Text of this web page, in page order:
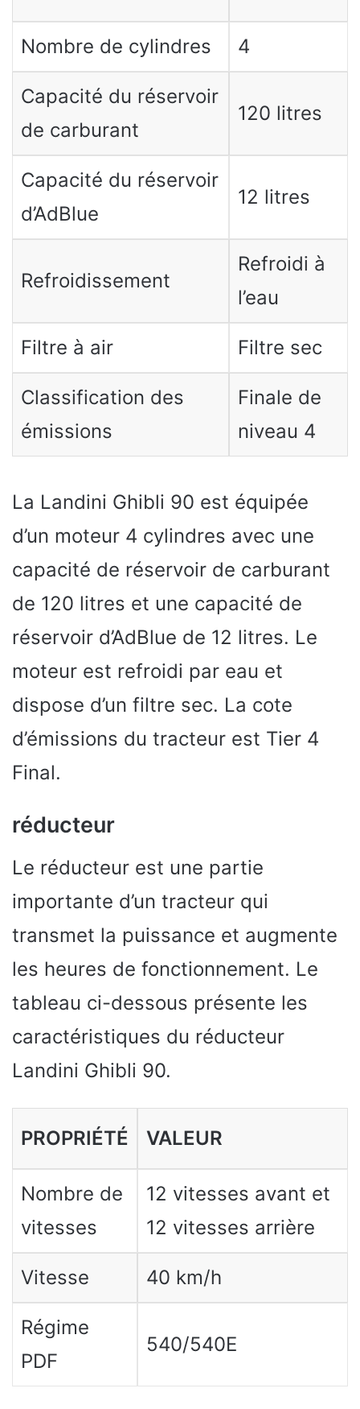
Nombre de cylindres 4
Capacité du réservoir
de carburant
120 litres
Capacité du réservoir
d’AdBlue
12 litres
Refroidissement
Refroidi à
l’eau
Filtre à air Filtre sec
Classification des
émissions
Finale de
niveau 4
La Landini Ghibli 90 est équipée
d’un moteur 4 cylindres avec une
capacité de réservoir de carburant
de 120 litres et une capacité de
réservoir d’AdBlue de 12 litres. Le
moteur est refroidi par eau et
dispose d’un filtre sec. La cote
d’émissions du tracteur est Tier 4
Final.
réducteur
Le réducteur est une partie
importante d’un tracteur qui
transmet la puissance et augmente
les heures de fonctionnement. Le
tableau ci-dessous présente les
caractéristiques du réducteur
Landini Ghibli 90.
PROPRIÉTÉ VALEUR
Nombre de
vitesses
12 vitesses avant et
12 vitesses arrière
Vitesse 40 km/h
Régime
PDF
540/540E